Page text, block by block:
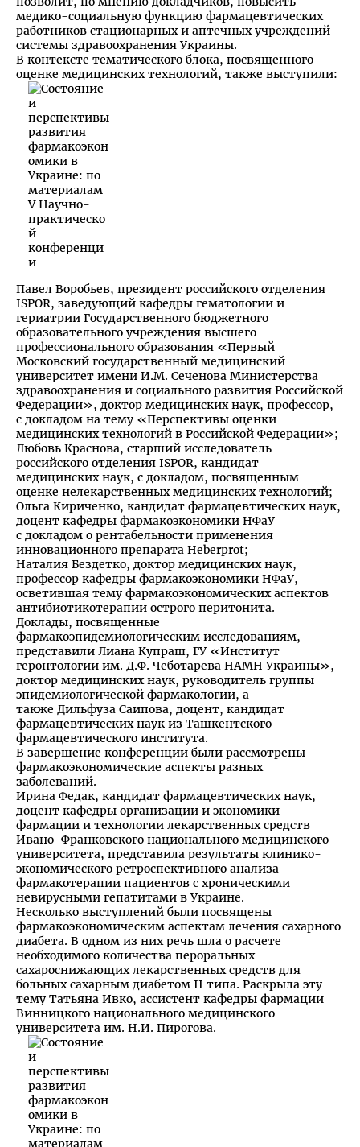
медико-социальную функцию фармацевтических
работников стационарных и аптечных учреждений
системы здравоохранения Украины.
В контексте тематического блока, посвященного
оценке медицинских технологий, также выступили:
Павел Воробьев, президент российского отделения
ISPOR, заведующий кафедры гематологии и
гериатрии Государственного бюджетного
образовательного учреждения высшего
профессионального образования «Первый
Московский государственный медицинский
университет имени И.М. Сеченова Министерства
здравоохранения и социального развития Российской
Федерации», доктор медицинских наук, профессор,
с докладом на тему «Перспективы оценки
медицинских технологий в Российской Федерации»;
Любовь Краснова, старший исследователь
российского отделения ISPOR, кандидат
медицинских наук, с докладом, посвященным
оценке нелекарственных медицинских технологий;
Ольга Кириченко, кандидат фармацевтических наук,
доцент кафедры фармакоэкономики НФаУ
с докладом о рентабельности применения
инновационного препарата Heberprot;
Наталия Бездетко, доктор медицинских наук,
профессор кафедры фармакоэкономики НФаУ,
осветившая тему фармакоэкономических аспектов
антибиотикотерапии острого перитонита.
Доклады, посвященные
фармакоэпидемиологическим исследованиям,
представили Лиана Купраш, ГУ «Институт
геронтологии им. Д.Ф. Чеботарева НАМН Украины»,
доктор медицинских наук, руководитель группы
эпидемиологической фармакологии, а
также Дильфуза Саипова, доцент, кандидат
фармацевтических наук из Ташкентского
фармацевтического института.
В завершение конференции были рассмотрены
фармакоэкономические аспекты разных
заболеваний.
Ирина Федак, кандидат фармацевтических наук,
доцент кафедры организации и экономики
фармации и технологии лекарственных средств
Ивано-Франковского национального медицинского
университета, представила результаты клинико-
экономического ретроспективного анализа
фармакотерапии пациентов с хроническими
невирусными гепатитами в Украине.
Несколько выступлений были посвящены
фармакоэкономическим аспектам лечения сахарного
диабета. В одном из них речь шла о расчете
необходимого количества пероральных
сахароснижающих лекарственных средств для
больных сахарным диабетом II типа. Раскрыла эту
тему Татьяна Ивко, ассистент кафедры фармации
Винницкого национального медицинского
университета им. Н.И. Пирогова.